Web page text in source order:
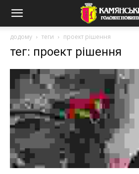
додому теги проект рішення
тег: проект рішення